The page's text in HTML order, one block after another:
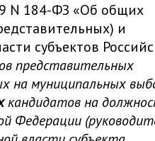
N 184-ФЗ «Об общих
и
субъектов
представительных
на муниципальных
кандидатов на
Федерации